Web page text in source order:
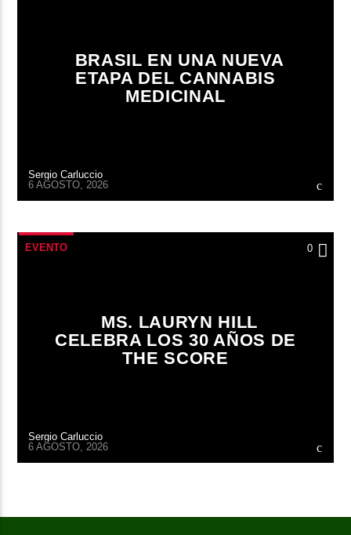
BRASIL EN UNA NUEVA
ETAPA DEL CANNABIS
MEDICINAL
Sergio Carluccio
6 AGOSTO, 2026
EVENTO 0
MS. LAURYN HILL
CELEBRA LOS 30 AÑOS DE
THE SCORE
Sergio Carluccio
6 AGOSTO, 2026